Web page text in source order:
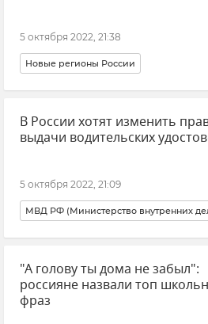
5 октября 2022, 21:38
Новые регионы России
В России хотят изменить
выдачи водительских
5 октября 2022, 21:09
Транспорт Общество
"А голову ты дома не забыл":
россияне назвали топ
фраз